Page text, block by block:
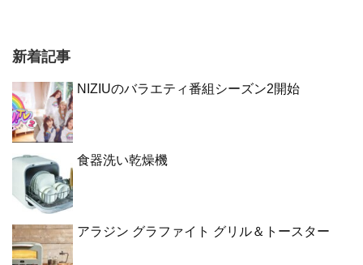
新着記事
NIZIUのバラエティ番組シーズン2開始
食器洗い乾燥機
アラジン グラファイト グリル＆トースター